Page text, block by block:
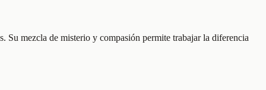
Su mezcla de misterio y compasión permite trabajar la diferencia